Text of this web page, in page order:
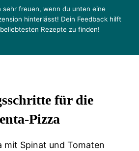
sehr freuen, wenn du unten eine
hinterlässt! Dein Feedback hilft
Rezepte zu finden!
für die
Pizza
mit Spinat und Tomaten